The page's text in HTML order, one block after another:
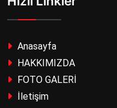
Anasayfa
HAKKIMIZDA
FOTO GALERİ
İletişim